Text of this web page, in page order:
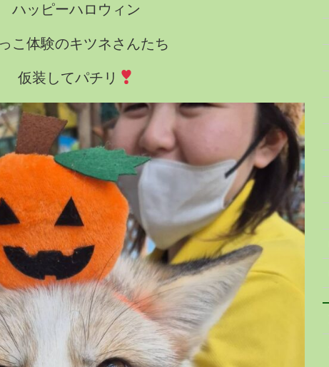
ハッピーハロウィン
こ体験のキツネさんたち
仮装してパチリ